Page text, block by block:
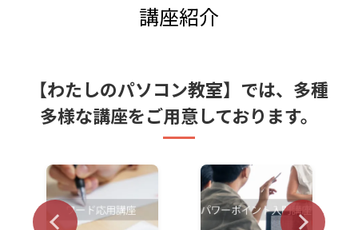
講座紹介
【わたしのパソコン教室】では、多種
多様な講座をご用意しております。